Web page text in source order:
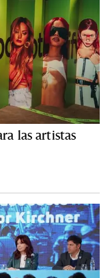
las artistas